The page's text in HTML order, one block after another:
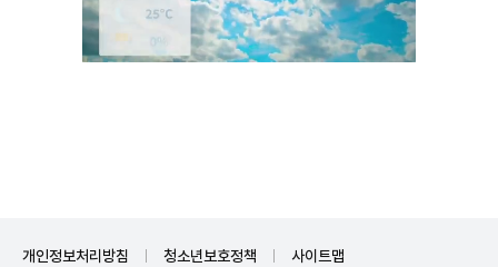
개인정보처리방침 청소년보호정책 사이트맵